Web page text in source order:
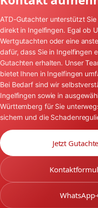
ATD-Gutachter unterstützt
direkt in Ingelfingen. Egal ob
Wertgutachten oder eine
dafür, dass Sie in Ingelfingen
Gutachten erhalten. Unser
bietet Ihnen in Ingelfingen
Bei Bedarf sind wir
Ingelfingen sowie in
Württemberg für Sie
sichern und die
Jetzt